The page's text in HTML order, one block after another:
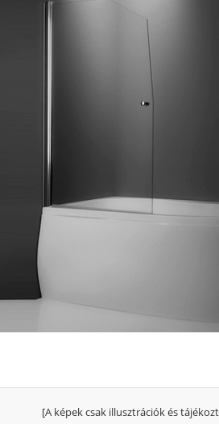
[A képek csak illusztrációk és